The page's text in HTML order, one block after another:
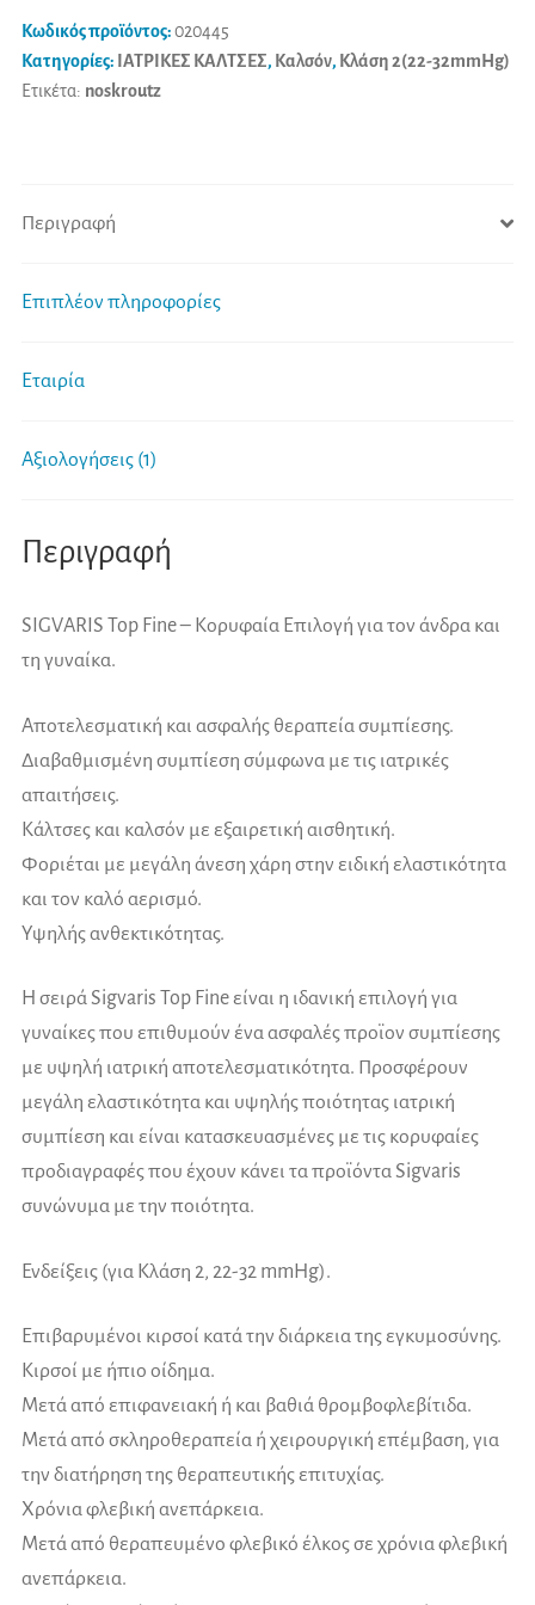
702
Μπεζ
ή
i
v
e
Κωδικός προϊόντος:020445
Κατηγορίες: ΙΑΤΡΙΚΕΣ ΚΑΛΤΣΕΣ, Καλσόν, Κλάση 2(22-32mmHg)
Ετικέτα: noskroutz
Περιγραφή
Επιπλέον πληροφορίες
Εταιρία
Αξιολογήσεις (1)
Περιγραφή
SIGVARIS Top Fine – Κορυφαία Επιλογή για τον άνδρα και
τη γυναίκα.
Αποτελεσματική και ασφαλής θεραπεία συμπίεσης.
Διαβαθμισμένη συμπίεση σύμφωνα με τις ιατρικές
απαιτήσεις.
Κάλτσες και καλσόν με εξαιρετική αισθητική.
Φοριέται με μεγάλη άνεση χάρη στην ειδική ελαστικότητα
και τον καλό αερισμό.
Υψηλής ανθεκτικότητας.
Η σειρά Sigvaris Top Fine είναι η ιδανική επιλογή για
γυναίκες που επιθυμούν ένα ασφαλές προϊον συμπίεσης
με υψηλή ιατρική αποτελεσματικότητα. Προσφέρουν
μεγάλη ελαστικότητα και υψηλής ποιότητας ιατρική
συμπίεση και είναι κατασκευασμένες με τις κορυφαίες
προδιαγραφές που έχουν κάνει τα προϊόντα Sigvaris
συνώνυμα με την ποιότητα.
Ενδείξεις (για Κλάση 2, 22-32 mmHg).
Επιβαρυμένοι κιρσοί κατά την διάρκεια της εγκυμοσύνης.
Κιρσοί με ήπιο οίδημα.
Μετά από επιφανειακή ή και βαθιά θρομβοφλεβίτιδα.
Μετά από σκληροθεραπεία ή χειρουργική επέμβαση, για
την διατήρηση της θεραπευτικής επιτυχίας.
Χρόνια φλεβική ανεπάρκεια.
Μετά από θεραπευμένο φλεβικό έλκος σε χρόνια φλεβική
ανεπάρκεια.